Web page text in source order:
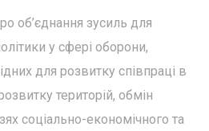
об’єднання зусиль для
у сфері оборони,
для розвитку співпраці в
територій, обмін
соціально-економічного та